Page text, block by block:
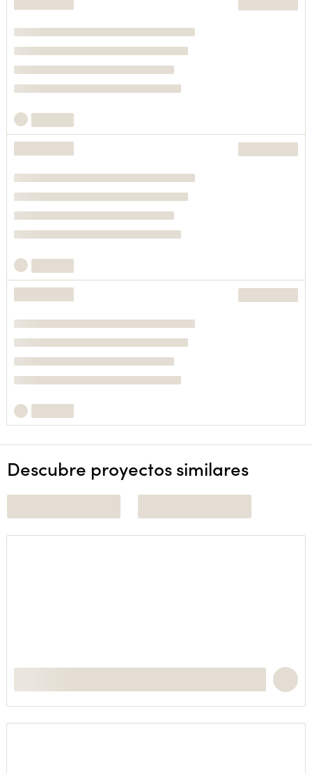
Descubre proyectos similares